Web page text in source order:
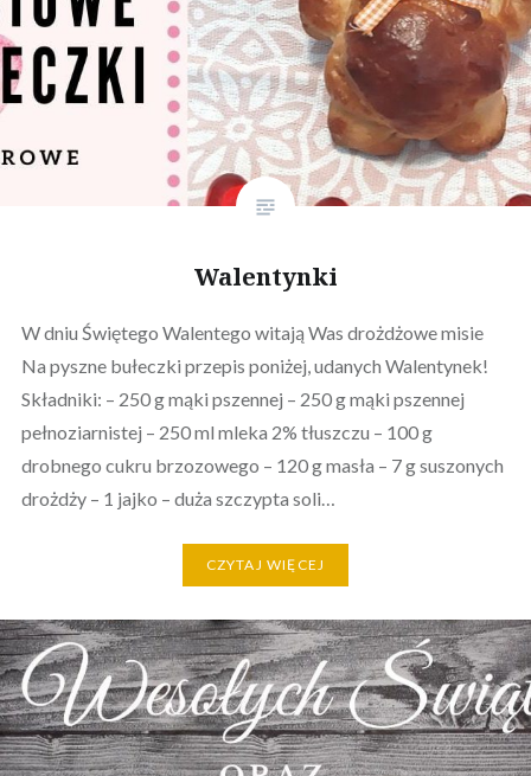
Walentynki
W dniu Świętego Walentego witają Was drożdżowe misie
Na pyszne bułeczki przepis poniżej, udanych Walentynek!
Składniki: – 250 g mąki pszennej – 250 g mąki pszennej
pełnoziarnistej – 250 ml mleka 2% tłuszczu – 100 g
drobnego cukru brzozowego – 120 g masła – 7 g suszonych
drożdży – 1 jajko – duża szczypta soli…
CZYTAJ WIĘCEJ